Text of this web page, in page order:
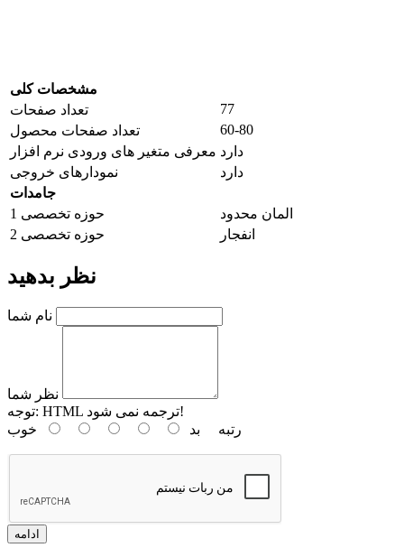
مشخصات کلی
تعداد صفحات
77
تعداد صفحات محصول
60-80
معرفی متغیر های ورودی نرم افزار دارد
نمودارهای خروجی
دارد
جامدات
حوزه تخصصی 1
المان محدود
حوزه تخصصی 2
انفجار
نظر بدهید
نام شما
نظر شما
توجه:
HTML ترجمه نمی شود!
رتبه بد خوب
ادامه